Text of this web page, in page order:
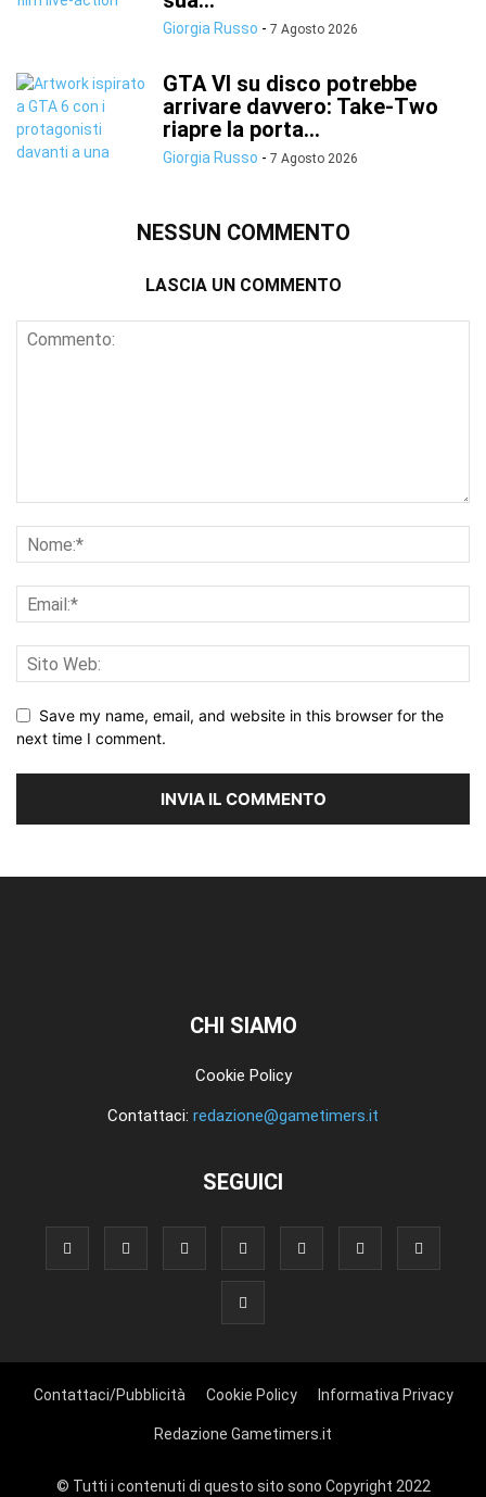
Giorgia Russo - 7 Agosto 2026
GTA VI su disco potrebbe
arrivare davvero: Take-Two
riapre la porta...
Giorgia Russo - 7 Agosto 2026
NESSUN COMMENTO
LASCIA UN COMMENTO
Save my name, email, and website in this browser for the
next time I comment.
CHI SIAMO
Cookie Policy
Contattaci: redazione@gametimers.it
SEGUICI
Contattaci/Pubblicità Cookie Policy Informativa Privacy
Redazione Gametimers.it
© Tutti i contenuti di questo sito sono Copyright 2022